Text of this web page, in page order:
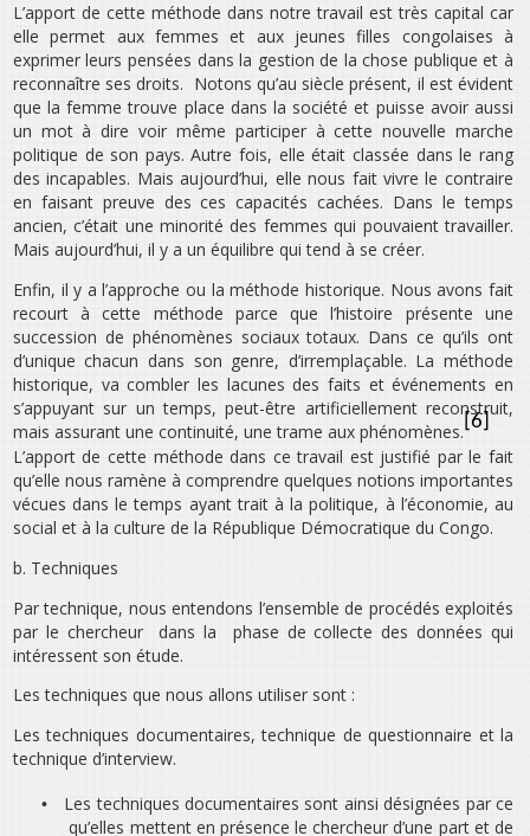
L’apport de cette méthode dans notre travail est très capital car
elle permet aux femmes et aux jeunes filles congolaises à
exprimer leurs pensées dans la gestion de la chose publique et à
reconnaître ses droits. Notons qu’au siècle présent, il est évident
que la femme trouve place dans la société et puisse avoir aussi
un mot à dire voir même participer à cette nouvelle marche
politique de son pays. Autre fois, elle était classée dans le rang
des incapables. Mais aujourd’hui, elle nous fait vivre le contraire
en faisant preuve des ces capacités cachées. Dans le temps
ancien, c’était une minorité des femmes qui pouvaient travailler.
Mais aujourd’hui, il y a un équilibre qui tend à se créer.
Enfin, il y a l’approche ou la méthode historique. Nous avons fait
recourt à cette méthode parce que l’histoire présente une
succession de phénomènes sociaux totaux. Dans ce qu’ils ont
d’unique chacun dans son genre, d’irremplaçable. La méthode
historique, va combler les lacunes des faits et événements en
s’appuyant sur un temps, peut-être artificiellement reconstruit,
mais assurant une continuité, une trame aux phénomènes. [6]
L’apport de cette méthode dans ce travail est justifié par le fait
qu’elle nous ramène à comprendre quelques notions importantes
vécues dans le temps ayant trait à la politique, à l’économie, au
social et à la culture de la République Démocratique du Congo.
b. Techniques
Par technique, nous entendons l’ensemble de procédés exploités
par le chercheur dans la phase de collecte des données qui
intéressent son étude.
Les techniques que nous allons utiliser sont :
Les techniques documentaires, technique de questionnaire et la
technique d’interview.
•
Les techniques documentaires sont ainsi désignées par ce
qu’elles mettent en présence le chercheur d’une part et de